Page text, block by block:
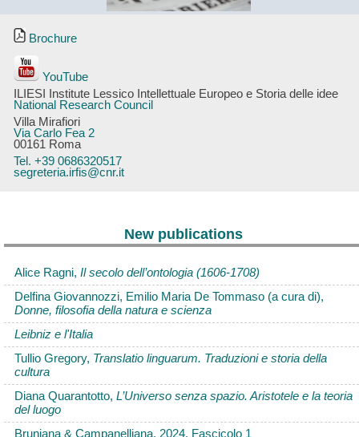
Brochure
YouTube
ILIESI Institute Lessico Intellettuale Europeo e Storia delle idee
National Research Council
Villa Mirafiori
Via Carlo Fea 2
00161 Roma
Tel. +39 0686320517
segreteria.irfis@cnr.it
New publications
Alice Ragni, Il secolo dell’ontologia (1606-1708)
Delfina Giovannozzi, Emilio Maria De Tommaso (a cura di),
Donne, filosofia della natura e scienza
Leibniz e l'Italia
Tullio Gregory, Translatio linguarum. Traduzioni e storia della
cultura
Diana Quarantotto, L’Universo senza spazio. Aristotele e la teoria
del luogo
Bruniana & Campanelliana, 2024, Fascicolo 1